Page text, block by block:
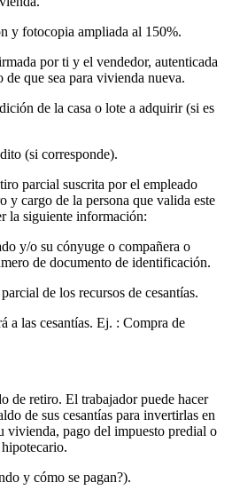
y fotocopia ampliada al 150%.
por ti y el vendedor, autenticada
que sea para vivienda nueva.
de la casa o lote a adquirir (si es
(si corresponde).
parcial suscrita por el empleado
y cargo de la persona que valida este
la siguiente información:
y/o su cónyuge o compañera o
de documento de identificación.
de los recursos de cesantías.
a las cesantías. Ej. : Compra de
de retiro. El trabajador puede hacer
de sus cesantías para invertirlas en
vivienda, pago del impuesto predial o
y cómo se pagan?).